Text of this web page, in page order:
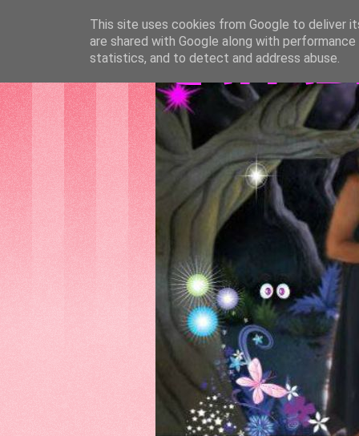
This site uses cookies from Google to deliver
are shared with Google along with
statistics, and to detect and address abuse.